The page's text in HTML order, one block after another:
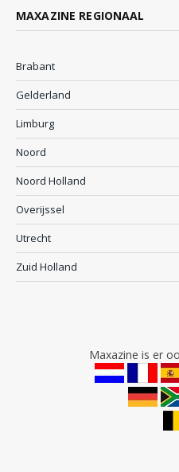
MAXAZINE REGIONAAL
Brabant
Gelderland
Limburg
Noord
Noord Holland
Overijssel
Utrecht
Zuid Holland
Maxazine is er